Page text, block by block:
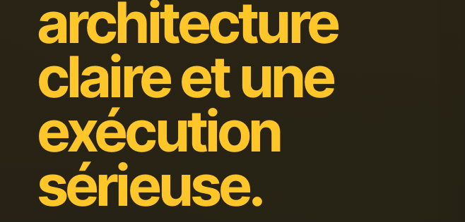
architecture
claire et une
exécution
sérieuse.